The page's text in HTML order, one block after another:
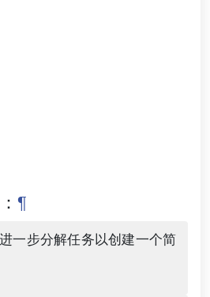
¶
一步分解任务以创建一个简